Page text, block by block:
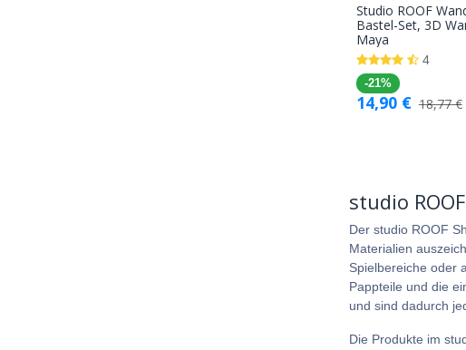
In
Studio ROOF
Bastel-Set, 3D
Maya
4
-21%
14,90€ 18,77€
studio
Der studio ROOF
Materialien
Spielbereiche oder
Pappteile und die
und sind dadurch
Die Produkte im